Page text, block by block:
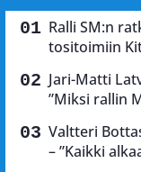
Ralli SM:n
tositoimiin
Jari-Matti
”Miksi rallin
Valtteri
– ”Kaikki